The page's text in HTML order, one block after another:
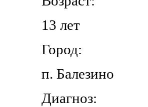
13 лет
Город:
п. Балезино
Диагноз: